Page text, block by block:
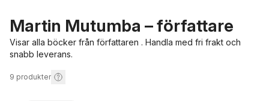
Martin Mutumba – författare
Visar alla böcker från författaren . Handla med fri frakt och
snabb leverans.
9 produkter